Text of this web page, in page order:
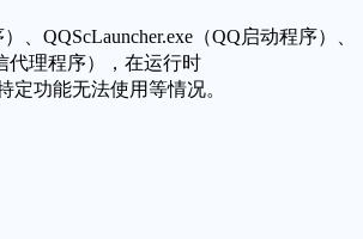
、 QQScLauncher.exe （QQ启动程序）、
代理程序），在运行时
功能无法使用等情况。